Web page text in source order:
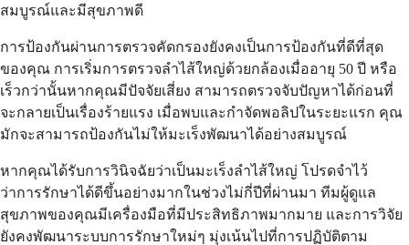
สมบูรณ์และมีสุขภาพดี
การป้องกันผ่านการตรวจคัดกรองยังคงเป็นการป้องกันที่ดีที่สุด
ของคุณ การเริ่มการตรวจลำไส้ใหญ่ด้วยกล้องเมื่ออายุ 50 ปี หรือ
เร็วกว่านั้นหากคุณมีปัจจัยเสี่ยง สามารถตรวจจับปัญหาได้ก่อนที่
จะกลายเป็นเรื่องร้ายแรง เมื่อพบและกำจัดพอลิปในระยะแรก คุณ
มักจะสามารถป้องกันไม่ให้มะเร็งพัฒนาได้อย่างสมบูรณ์
หากคุณได้รับการวินิจฉัยว่าเป็นมะเร็งลำไส้ใหญ่ โปรดจำไว้
ว่าการรักษาได้ดีขึ้นอย่างมากในช่วงไม่กี่ปีที่ผ่านมา ทีมผู้ดูแล
สุขภาพของคุณมีเครื่องมือที่มีประสิทธิภาพมากมาย และการวิจัย
ยังคงพัฒนาระบบการรักษาใหม่ๆ มุ่งเน้นไปที่การปฏิบัติตาม